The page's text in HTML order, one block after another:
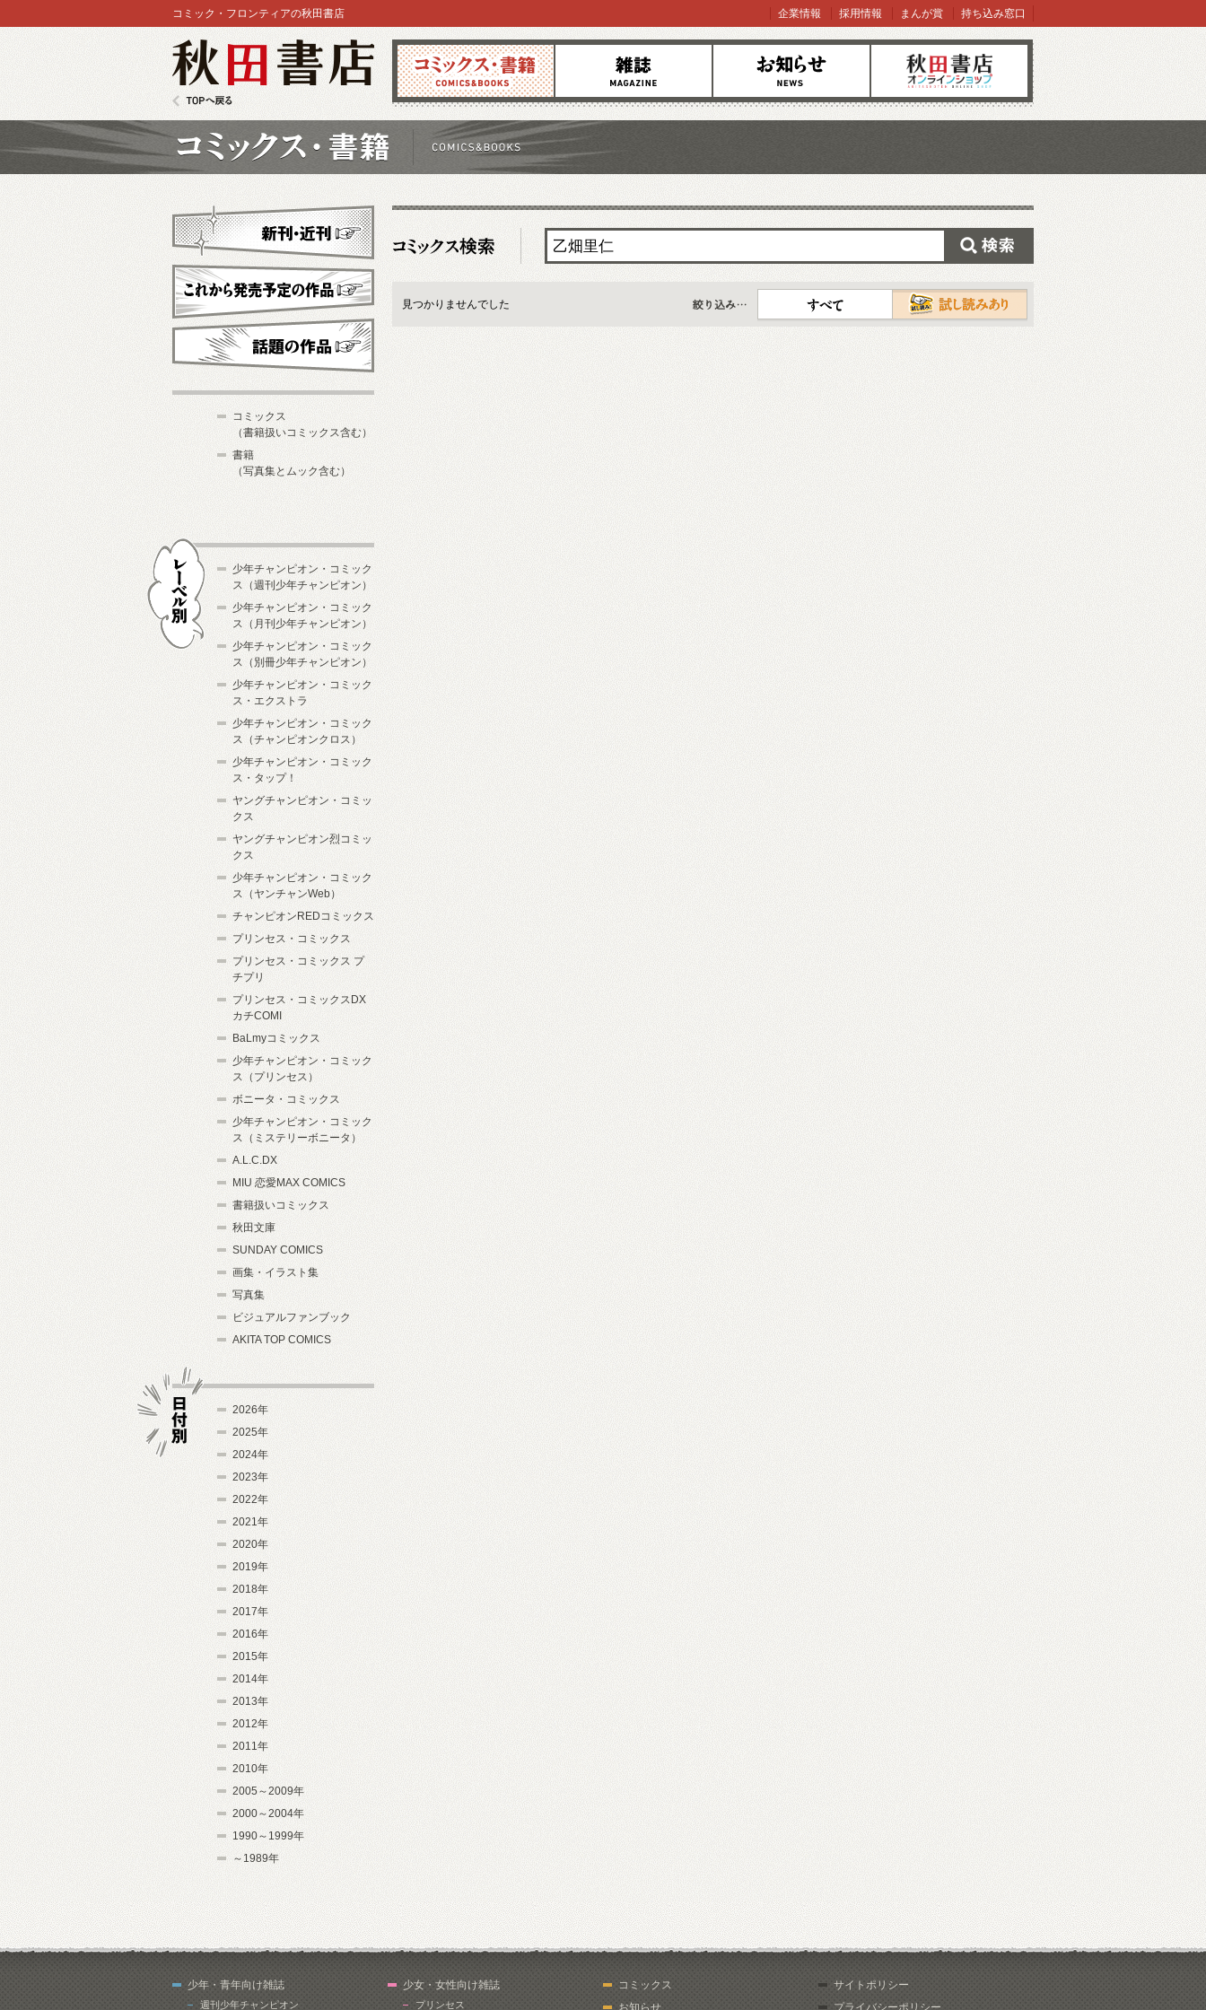
コミックス 雑誌 お知らせ オンラインショップ
コミック・フロンティアの秋田書店 企業情報 採用情報 まんが賞 持ち込み窓口
見つかりませんでした
すべて
新刊・近刊
これから発売予定
コミックス
（書籍扱いコミックス含む）
書籍
（写真集とムック含む）
少年チャンピオン・コミック
ス（週刊少年チャンピオン）
少年チャンピオン・コミック
ス（月刊少年チャンピオン）
少年チャンピオン・コミック
ス（別冊少年チャンピオン）
少年チャンピオン・コミック
ス・エクストラ
少年チャンピオン・コミック
ス（チャンピオンクロス）
少年チャンピオン・コミック
ス・タップ！
ヤングチャンピオン・コミッ
クス
ヤングチャンピオン烈コミッ
クス
少年チャンピオン・コミック
ス（ヤンチャンWeb）
チャンピオンREDコミックス
プリンセス・コミックス
プリンセス・コミックス プ
チプリ
プリンセス・コミックスDX
カチCOMI
BaLmyコミックス
少年チャンピオン・コミック
ス（プリンセス）
ボニータ・コミックス
少年チャンピオン・コミック
ス（ミステリーボニータ）
A.L.C.DX
MIU 恋愛MAX COMICS
書籍扱いコミックス
秋田文庫
SUNDAY COMICS
画集・イラスト集
写真集
ビジュアルファンブック
AKITA TOP COMICS
2026年
2025年
2024年
2023年
2022年
2021年
2020年
2019年
2018年
2017年
2016年
2015年
2014年
2013年
2012年
2011年
2010年
2005～2009年
2000～2004年
1990～1999年
～1989年
少年・青年向け雑誌
週刊少年チャンピオン
少女・女性向け雑誌
プリンセス
コミックス
お知らせ
サイトポリシー
プライバシーポリシー